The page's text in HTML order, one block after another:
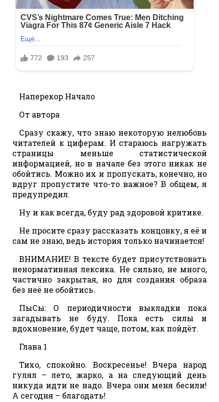
Наперекор Начало
От автора
Сразу скажу, что знаю некоторую нелюбовь
читателей к циферам. И стараюсь нагружать
страницы меньше статистической
информацией, но в начале без этого никак не
обойтись. Можно их и пропускать, конечно, но
вдруг пропустите что-то важное? В общем, я
предупредил.
Ну и как всегда, буду рад здоровой критике.
Не просите сразу рассказать концовку, я её и
сам не знаю, ведь история только начинается!
ВНИМАНИЕ! В тексте будет присутствовать
ненормативная лексика. Не сильно, не много,
частично закрытая, но для создания образа
без неё не обойтись.
ПыСы: О периодичности выкладки пока
загадывать не буду. Пока есть силы и
вдохновение, будет чаще, потом, как пойдёт.
Глава 1
Тихо, спокойно. Воскресенье! Вчера народ
гулял – лето, жарко, а на следующий день
никуда идти не надо. Вчера они меня бесили!
А сегодня – благодать!